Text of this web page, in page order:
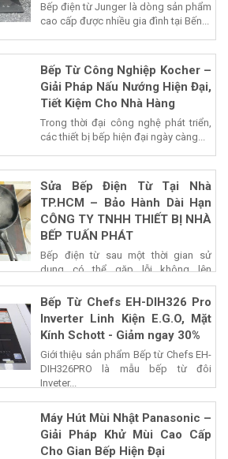
Bếp điện từ Junger là dòng sản phẩm
cao cấp được nhiều gia đình tại Bến...
Bếp Từ Công Nghiệp Kocher –
Giải Pháp Nấu Nướng Hiện Đại,
Tiết Kiệm Cho Nhà Hàng
Trong thời đại công nghệ phát triển,
các thiết bị bếp hiện đại ngày càng...
Sửa Bếp Điện Từ Tại Nhà
TP.HCM – Bảo Hành Dài Hạn
CÔNG TY TNHH THIẾT BỊ NHÀ
BẾP TUẤN PHÁT
Bếp điện từ sau một thời gian sử
dụng có thể gặp lỗi không lên
nguồn,...
Bếp Từ Chefs EH-DIH326 Pro
Inverter Linh Kiện E.G.O, Mặt
Kính Schott - Giảm ngay 30%
Giới thiệu sản phẩm Bếp từ Chefs EH-
DIH326PRO là mẫu bếp từ đôi
Inveter...
Máy Hút Mùi Nhật Panasonic –
Giải Pháp Khử Mùi Cao Cấp
Cho Gian Bếp Hiện Đại